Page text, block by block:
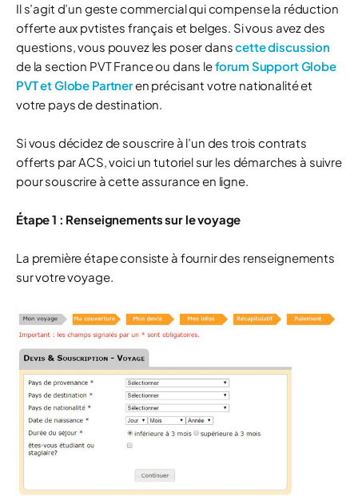
Il s’agit d’un geste commercial qui compense la réduction
offerte aux pvtistes français et belges. Si vous avez des
questions, vous pouvez les poser danscette discussion
de la section PVT France ou dans leforum Support Globe
PVT et Globe Partneren précisant votre nationalité et
votre pays de destination.
Si vous décidez de souscrire à l’un des trois contrats
offerts par ACS, voici un tutoriel sur les démarches à suivre
pour souscrire à cette assurance en ligne.
Étape 1 : Renseignements sur le voyage
La première étape consiste à fournir des renseignements
sur votre voyage.